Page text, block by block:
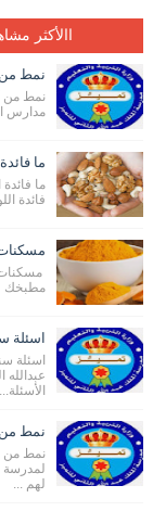
االأكثر
نمط من
نمط من
مدارس
ما
ما
فائدة
مطبخك
اسئلة
اسئلة
الأسئلة...
نمط من
نمط من
لمدرسة
لهم ...